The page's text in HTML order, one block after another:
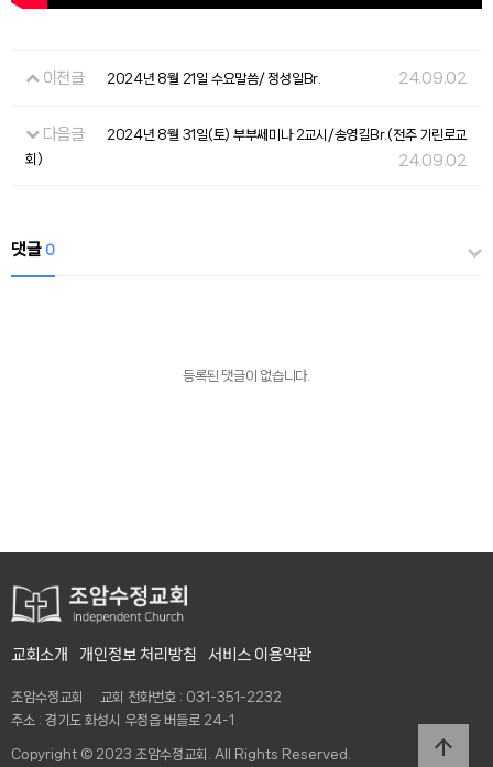
이전글 2024년 8월 21일 수요말씀/ 정성일Br. 24.09.02
다음글
2024년 8월 31일(토) 부부쎄미나 2교시/송영길Br.(전주 기린로교
회)
24.09.02
댓글 0
등록된 댓글이 없습니다.
교회소개 개인정보 처리방침 서비스 이용약관
조암수정교회 교회 전화번호 : 031-351-2232
주소 : 경기도 화성시 우정읍 버들로 24-1
Copyright © 2023 조암수정교회. All Rights Reserved. arrow_upward